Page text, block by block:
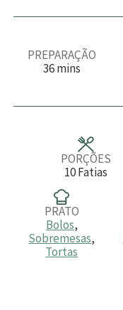
PREPARAÇÃO
36m
u
mins
PORÇÕES
10Fatias
PRATO
Bolos,
Sobremesas,
Tortas